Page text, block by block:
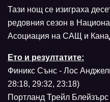
Тази нощ се изиграха
редовния сезон в
Асоциация на САЩ и
Ето и резултатите:
Финикс Сънс - Лос
28:18, 29:32, 23:18)
Портланд Трейл